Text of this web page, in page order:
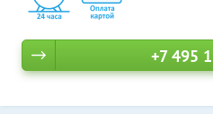
+7 495